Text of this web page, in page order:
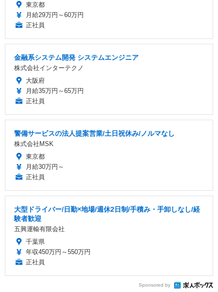
東京都
月給29万円～60万円
正社員
金融系システム開発 システムエンジニア
株式会社インターテクノ
大阪府
月給35万円～65万円
正社員
警備サービスの法人提案営業/土日祝休み/ノルマなし
株式会社MSK
東京都
月給30万円～
正社員
大型ドライバー/日勤×地場/週休2日制/手積み・手卸しなし/経
験者歓迎
五興運輸有限会社
千葉県
年収450万円～550万円
正社員
Sponsored by